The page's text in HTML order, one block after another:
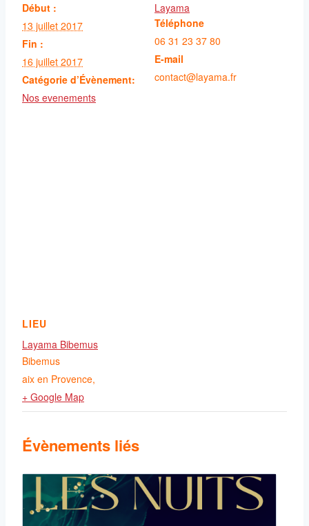
Début :
13 juillet 2017
Fin :
16 juillet 2017
Catégorie d’Évènement:
Nos evenements
Layama
Téléphone
06 31 23 37 80
E-mail
contact@layama.fr
LIEU
Layama Bibemus
Bibemus
aix en Provence,
+ Google Map
Évènements liés